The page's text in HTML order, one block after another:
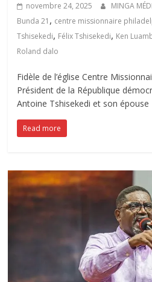
novembre 24, 2025 MINGA
Bunda 21 , centre missionnaire
Tshisekedi, Félix Tshisekedi, Ken
Roland dalo
Fidèle de l’église Centre
Président de la République
Antoine Tshisekedi et son épouse
Read more